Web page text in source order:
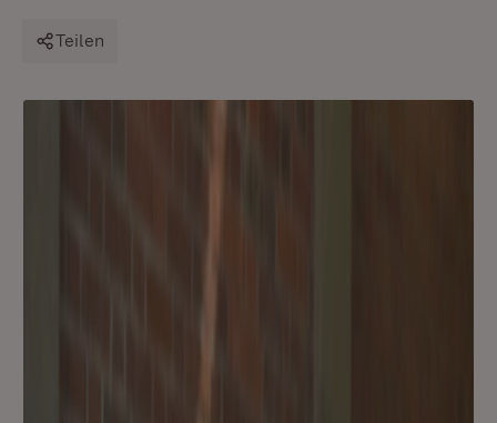
Teilen